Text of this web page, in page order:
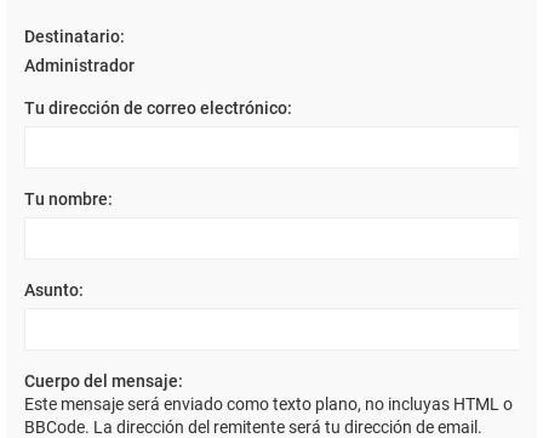
Destinatario:
Administrador
Tu dirección de correo electrónico:
Tu nombre:
Asunto:
Cuerpo del mensaje:
Este mensaje será enviado como texto plano, no incluyas HTML o
BBCode. La dirección del remitente será tu dirección de email.